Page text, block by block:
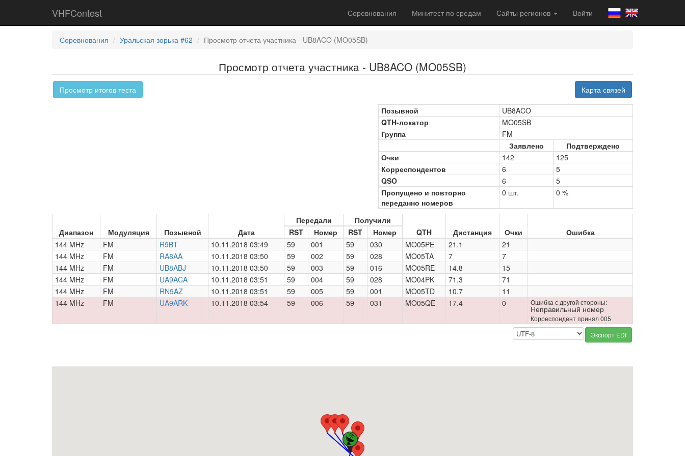
VHFContest Соревнования Минитест по средам Сайты регионов Войти
Соревнования Уральская зорька #62 Просмотр отчета участника - UB8ACO (MO05SB)
Просмотр отчета участника - UB8ACO (MO05SB)
Просмотр итогов теста Карта связей
Позывной
UB8ACO
QTH-локатор
MO05SB
Группа
FM
Заявлено
Подтверждено
Очки
142
125
Корреспондентов
6
5
QSO
6
5
Пропущено и повторно
переданно номеров
0 шт. 0 %
Диапазон Модуляция Позывной Дата
Передали
Получили
QTH
Дистанция Очки Ошибка
RST Номер RST
Номер
144 MHz
FM R9BT 10.11.2018 03:49 59 001 59 030 MO05PE 21.1
21
144 MHz
FM RA8AA 10.11.2018 03:50 59 002 59 028 MO05TA 7
7
144 MHz
FM UB8ABJ 10.11.2018 03:50 59 003 59 016 MO05RE 14.8
15
144 MHz
FM UA9ACA 10.11.2018 03:51 59 004 59 028 MO04PK 71.3
71
144 MHz
FM RN9AZ 10.11.2018 03:51 59 005 59 001 MO05TD 10.7
11
144 MHz
FM UA9ARK 10.11.2018 03:54 59 006 59 031 MO05QE 17.4 0 Ошибка с другой стороны:
Неправильный номер
Корреспондент принял 005
Экспорт EDI